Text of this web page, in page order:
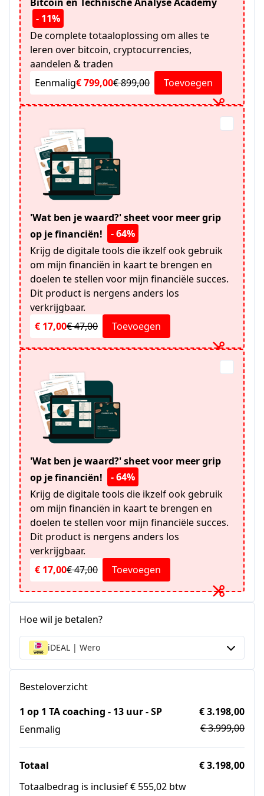
- 11%
De complete totaaloplossing om alles te
leren over bitcoin, cryptocurrencies,
aandelen & traden
Eenmalig€ 799,00€ 899,00 Toevoegen
'Wat ben je waard?' sheet voor meer grip
op je financiën!
- 64%
Krijg de digitale tools die ikzelf ook gebruik
om mijn financiën in kaart te brengen en
doelen te stellen voor mijn financiële succes.
Dit product is nergens anders los
verkrijgbaar.
€ 17,00€ 47,00 Toevoegen
'Wat ben je waard?' sheet voor meer grip
op je financiën!
- 64%
Krijg de digitale tools die ikzelf ook gebruik
om mijn financiën in kaart te brengen en
doelen te stellen voor mijn financiële succes.
Dit product is nergens anders los
verkrijgbaar.
€ 17,00€ 47,00 Toevoegen
Hoe wil je betalen?
iDEAL | Wero
Besteloverzicht
1 op 1 TA coaching - 13 uur - SP
Eenmalig
€ 3.198,00
€ 3.999,00
Totaal
€ 3.198,00
Totaalbedrag is inclusief € 555,02 btw